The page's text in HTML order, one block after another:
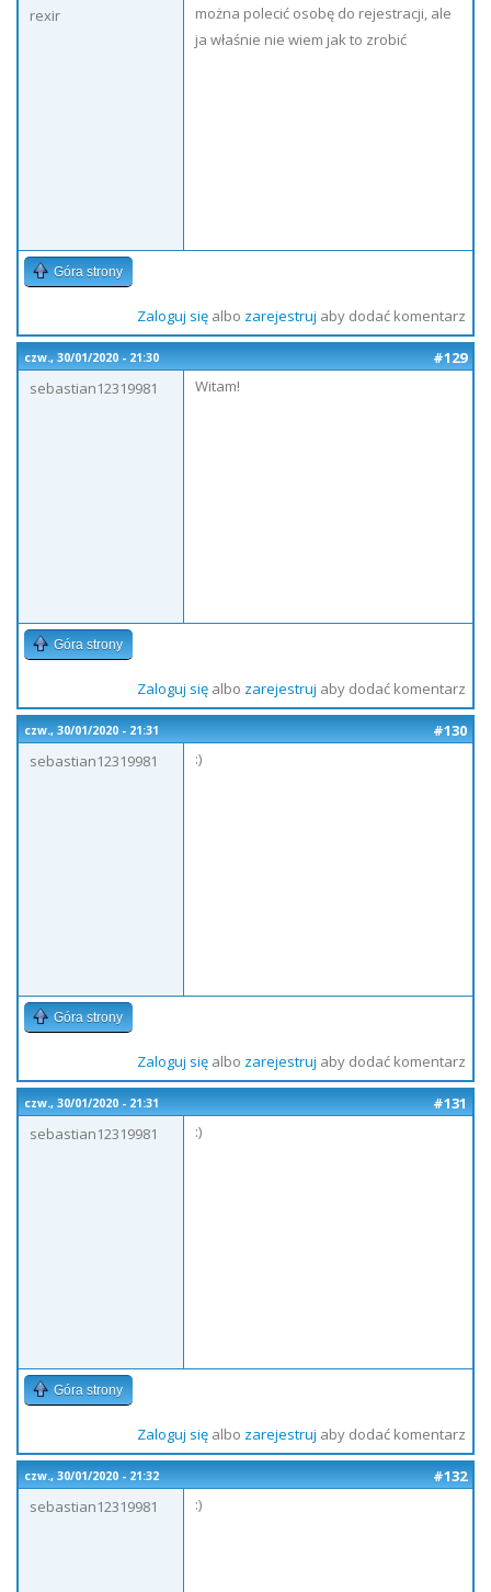
rexir
można polecić osobę do rejestracji, ale
ja właśnie nie wiem jak to zrobić
Góra strony
Zaloguj sięalbo zarejestruj aby dodać komentarz
czw., 30/01/2020 - 21:30
#129
sebastian12319981
Witam!
Góra strony
Zaloguj sięalbo zarejestruj aby dodać komentarz
czw., 30/01/2020 - 21:31
#130
sebastian12319981
:)
Góra strony
Zaloguj sięalbo zarejestruj aby dodać komentarz
czw., 30/01/2020 - 21:31
#131
sebastian12319981
:)
Góra strony
Zaloguj sięalbo zarejestruj aby dodać komentarz
czw., 30/01/2020 - 21:32
#132
sebastian12319981
:)